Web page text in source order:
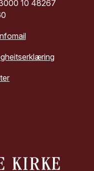
10 48267